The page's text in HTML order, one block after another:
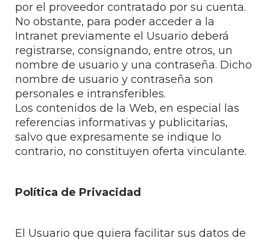
por el proveedor contratado por su cuenta.
No obstante, para poder acceder a la
Intranet previamente el Usuario deberá
registrarse, consignando, entre otros, un
nombre de usuario y una contraseña. Dicho
nombre de usuario y contraseña son
personales e intransferibles.
Los contenidos de la Web, en especial las
referencias informativas y publicitarias,
salvo que expresamente se indique lo
contrario, no constituyen oferta vinculante.
Política de Privacidad
El Usuario que quiera facilitar sus datos de